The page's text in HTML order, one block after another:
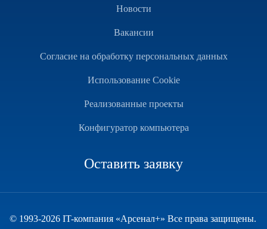
Новости
Вакансии
Согласие на обработку персональных данных
Использование Cookie
Реализованные проекты
Конфигуратор компьютера
Оставить заявку
© 1993-2026 IT-компания «Арсенал+» Все права защищены.